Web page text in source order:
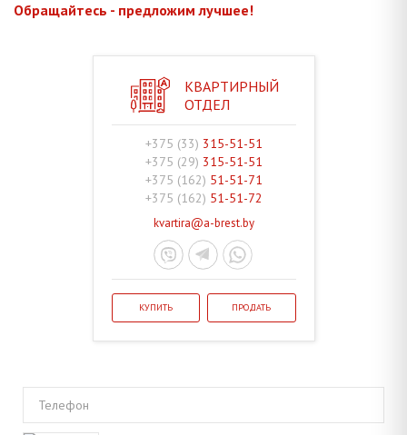
Обращайтесь - предложим лучшее!
КВАРТИРНЫЙ
ОТДЕЛ
+375 (33) 315-51-51
+375 (29) 315-51-51
+375 (162) 51-51-71
+375 (162) 51-51-72
kvartira@a-brest.by
КУПИТЬ ПРОДАТЬ
Телефон